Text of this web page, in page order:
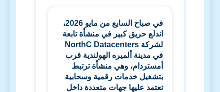
في صباح السابع من مايو 2026،
اندلع حريق كبير في منشأة تابعة
لشركة NorthC Datacenters
في مدينة ألميره الهولندية قرب
أمستردام، وهي منشأة ترتبط
بتشغيل خدمات رقمية وسحابية
تعتمد عليها جهات متعددة داخل